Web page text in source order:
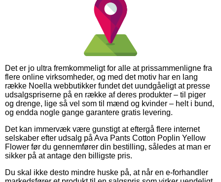
Det er jo ultra fremkommeligt for alle at prissammenligne fra
flere online virksomheder, og med det motiv har en lang
række Noella webbutikker fundet det uundgåeligt at presse
udsalgspriserne på en række af deres produkter – til piger
og drenge, lige så vel som til mænd og kvinder – helt i bund,
og endda nogle gange garantere gratis levering.
Det kan immervæk være gunstigt at eftergå flere internet
selskaber efter udsalg på Ava Pants Cotton Poplin Yellow
Flower før du gennemfører din bestilling, således at man er
sikker på at antage den billigste pris.
Du skal ikke desto mindre huske på, at når en e-forhandler